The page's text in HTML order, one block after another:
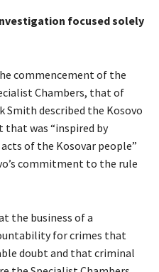
focused solely
commencement of the
Chambers, that of
Smith described the Kosovo
that was “inspired by
of the Kosovar people”
commitment to the rule
the business of a
for crimes that
doubt and that criminal